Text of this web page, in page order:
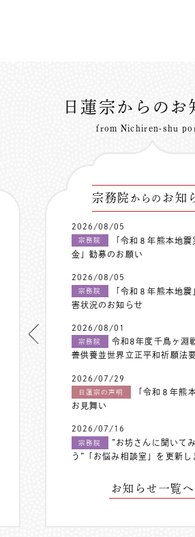
日蓮宗からのお
from Nichiren-shu
宗務院 からの お知
2026/08/05
宗務院
「令和８年熊本地
金」勧募のお願い
2026/08/05
宗務院
「令和８年熊本地
害状況のお知らせ
2026/08/01
宗務院
令和8年度千鳥ヶ淵
善供養並世界立正平和祈願法
2026/07/29
日蓮宗の声明
「令和８年熊
お見舞い
2026/07/16
宗務院
”お坊さんに聞いて
う”「お悩み相談室」を更新し
お知らせ一覧へ